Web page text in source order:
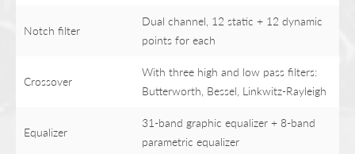
Notch filter
Dual channel, 12 static + 12 dynamic
points for each
Crossover
With three high and low pass filters:
Butterworth, Bessel, Linkwitz-Rayleigh
Equalizer
31-band graphic equalizer + 8-band
parametric equalizer